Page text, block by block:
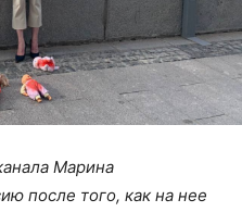
Марина
после того, как на нее